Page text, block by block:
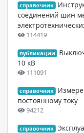
справочник
соединений шин
114419
публикации
10 кВ
111091
справочник
постоянному току
94212
справочник